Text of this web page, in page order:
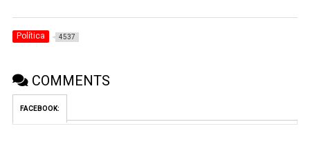
Política 4537
COMMENTS
FACEBOOK: